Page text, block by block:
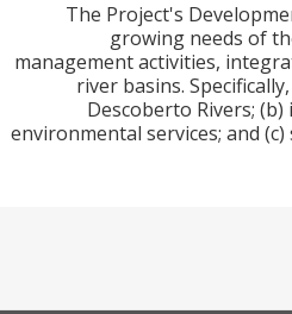
The Project's
growing needs of
management activities,
river basins.
Descoberto Rivers;
environmental services; and